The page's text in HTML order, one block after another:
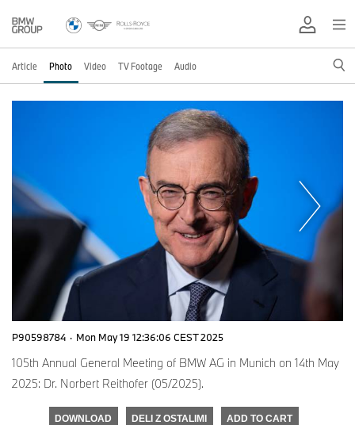
Article Photo Video TV Footage Audio
P90598784 · Mon May 19 12:36:06 CEST 2025
105th Annual General Meeting of BMW AG in Munich on 14th May
2025: Dr. Norbert Reithofer (05/2025).
DOWNLOAD DELI Z OSTALIMI ADD TO CART